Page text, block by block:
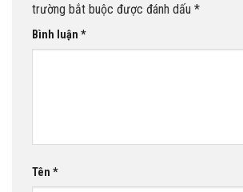
trường bắt buộc được đánh dấu *
Bình luận *
Tên *